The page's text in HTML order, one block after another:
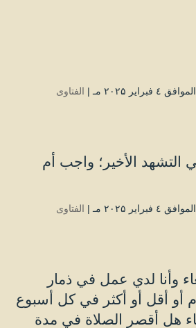
الفتاوى
التشهد الأخير؛ واجب أم
الفتاوى
وأنا لدي عمل في ذمار
أو أقل أو أكثر في كل أسبوع
هل أقصر الصلاة في مدة